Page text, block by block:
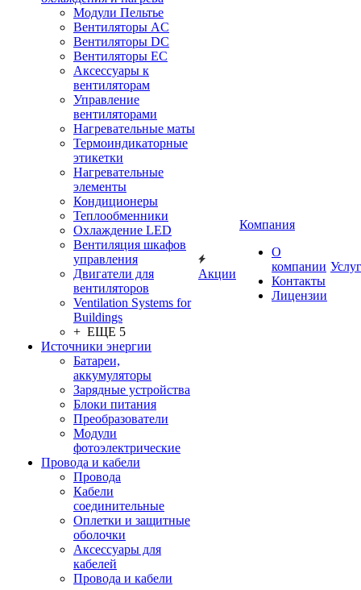
Модули Пельтье
Вентиляторы AC
Вентиляторы DC
Вентиляторы EC
Аксессуары к
вентиляторам
Управление
вентиляторами
Нагревательные маты
Термоиндикаторные
этикетки
Нагревательные
элементы
Кондиционеры
Теплообменники
Охлаждение LED
Вентиляция шкафов
управления
Двигатели для
вентиляторов
Ventilation Systems for
Buildings
+ ЕЩЕ 5
Источники энергии
Батареи,
аккумуляторы
Зарядные устройства
Блоки питания
Преобразователи
Модули
фотоэлектрические
Провода и кабели
Провода
Кабели
соединительные
Оплетки и защитные
оболочки
Аксессуары для
кабелей
Провода и кабели
Акции
Компания
О
компании
Контакты
Лицензии